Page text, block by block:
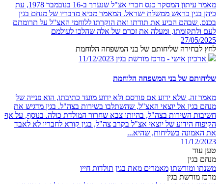
מאמר עיתון המסקר כנס חברי אצ"ל שנערך ב-16 בנובמבר 1978, עת
כיהן בגין כראש ממשלת ישראל. המאמר מביא מדבריו של מנחם בגין
בכנס, שבהם הביע את תודתו ואת הוקרתו ללוחמי האצ"ל על תרומתם
לעם ולתקומתו, ומעלה את זכרם של אלה שהלכו לעולמם
27/05/2025
לחץ לבחירה שליחותם של בני המשפחה הלוחמת
ארכיון אישי - מרכז מורשת בגין 11/12/2023
שליחותם של בני המשפחה הלוחמת
מאמר זה, שלא ידוע אם פורסם ולא ידוע מועד כתיבתו, הוא פנייה של
מנחם בגין אל יוצאי האצ"ל, שהשתלבו בשירות בצה"ל. בגין מדגיש את
חשיבות השירות בצה"ל, בהיותו צבא שחרור המולדת כולה. בנוסף, על אף
הקיפוח הידוע של יוצאי אצ"ל בקרב צה"ל, בגין קורא לחבריו לא לאבד
את האמונה בשליחות, שהיא...
11/12/2023
טען עוד
מנחם בגין
משנתו ומורשתו מאמרים מאת בגין תולדות חייו
מרכז מורשת בגין